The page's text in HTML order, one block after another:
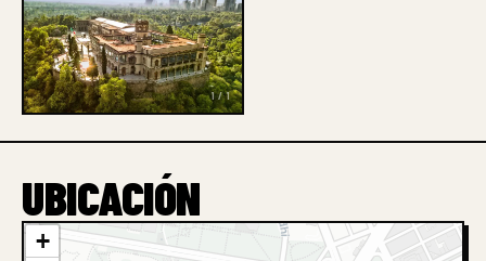
1 / 1
UBICACIÓN
+